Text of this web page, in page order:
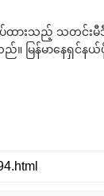
ားသည့် သတင်းမီဒီ
။ မြန်မာနေရှင်